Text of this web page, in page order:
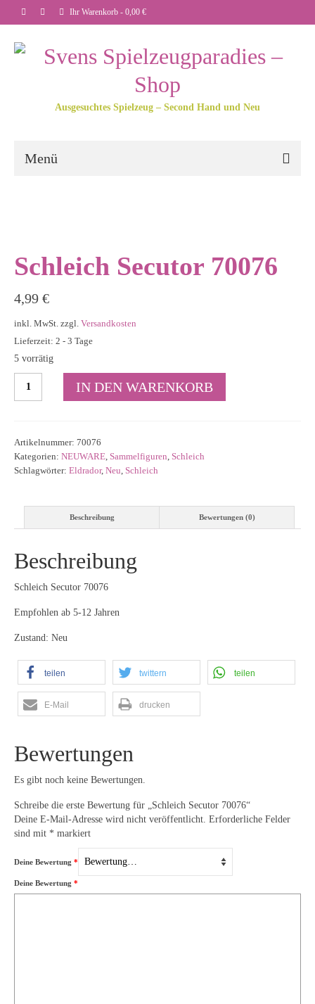
Ihr Warenkorb - 0,00 €
Ausgesuchtes Spielzeug – Second Hand und Neu
Menü
Schleich Secutor 70076
4,99 €
inkl. MwSt. zzgl. Versandkosten
Lieferzeit: 2 - 3 Tage
5 vorrätig
Secutor
IN DEN WARENKORB
Artikelnummer: 70076
Kategorien: NEUWARE Sammelfiguren Schleich
Schlagwörter: Eldrador, Neu Schleich
Beschreibung Bewertungen (0)
Beschreibung
Schleich Secutor 70076
Empfohlen ab 5-12 Jahren
Zustand: Neu
teilen twittern teilen
E-Mail drucken
Bewertungen
Es gibt noch keine Bewertungen.
Schreibe die erste Bewertung für „Schleich Secutor 70076“
Deine E-Mail-Adresse wird nicht veröffentlicht. Erforderliche Felder
sind mit * markiert
Deine Bewertung *
Deine Bewertung *